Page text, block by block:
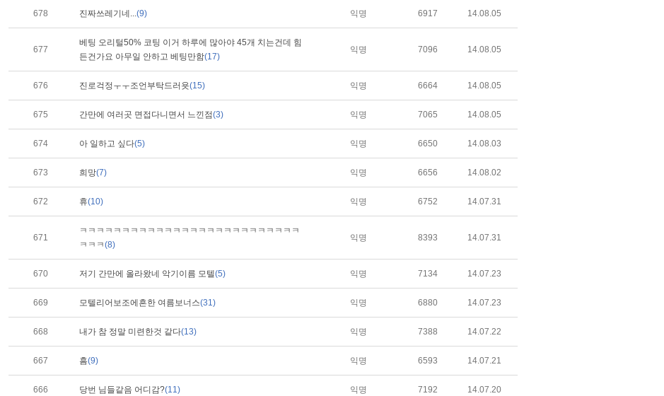
678 진짜쓰레기네...(9) 익명 6917 14.08.05
677
베팅 오리털50% 코팅 이거 하루에 많아야 45개 치는건데 힘
든건가요 아무일 안하고 베팅만함(17)
익명 7096 14.08.05
676 진로걱정ㅜㅜ조언부탁드러욧(15) 익명 6664 14.08.05
675 간만에 여러곳 면접다니면서 느낀점(3) 익명 7065 14.08.05
674 아 일하고 싶다(5) 익명 6650 14.08.03
673 희망(7) 익명 6656 14.08.02
672 휴(10) 익명 6752 14.07.31
671
ㅋㅋㅋㅋㅋㅋㅋㅋㅋㅋㅋㅋㅋㅋㅋㅋㅋㅋㅋㅋㅋㅋㅋㅋㅋㅋ
ㅋㅋㅋ(8)
익명 8393 14.07.31
670 저기 간만에 올라왔네 악기이름 모텔(5) 익명 7134 14.07.23
669 모텔리어보조에흔한 여름보너스(31) 익명 6880 14.07.23
668 내가 참 정말 미련한것 같다(13) 익명 7388 14.07.22
667 흠(9) 익명 6593 14.07.21
666 당번 님들같음 어디감?(11) 익명 7192 14.07.20